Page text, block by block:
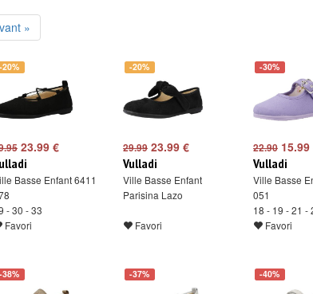
»
-20%
23.99 €
Basse Enfant 6411
- 30 - 33
Favori
-20%
29.99 23.99 €
Vulladi
Ville Basse Enfant
Parisina Lazo
Favori
-30%
22.90 15.99
Vulladi
Ville Basse
051
18 - 19 - 21 -
Favori
-38% -37% -40%